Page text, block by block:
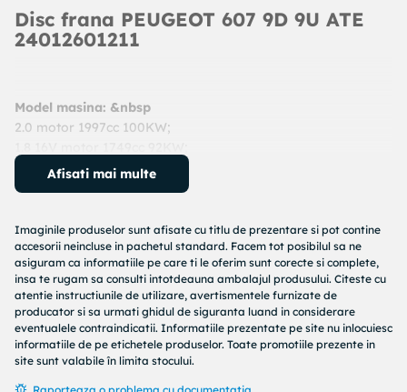
Disc frana PEUGEOT 607 9D 9U ATE
24012601211
Model masina: &nbsp
2.0 motor 1997cc 100KW;
2.0 HDi motor 1997cc 103KW;
1.6 HDi motor 1560cc 84KW;
An: 2000 - prezent
Cod produs:24012601211
Producator:ATE
Denumire produs:Disc frana
Specificatii produs:
Articol completare/Info suplimentar 2 : cu suruburi
Diametru [mm] : 283
Afisati mai multe
Imaginile produselor sunt afisate cu titlu de prezentare si pot contine
accesorii neincluse in pachetul standard. Facem tot posibilul sa ne
asiguram ca informatiile pe care ti le oferim sunt corecte si complete,
insa te rugam sa consulti intotdeauna ambalajul produsului. Citeste cu
atentie instructiunile de utilizare, avertismentele furnizate de
producator si sa urmati ghidul de siguranta luand in considerare
eventualele contraindicatii. Informatiile prezentate pe site nu inlocuiesc
informatiile de pe etichetele produselor. Toate promotiile prezente in
site sunt valabile în limita stocului.